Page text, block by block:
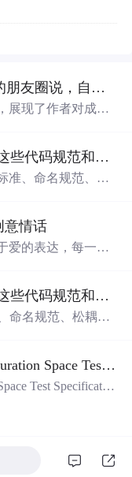
关于c语言的朋友圈文案,开心的朋友圈说，自拍文案，有没有哪个说中你的心事...
展现了作者对成熟
如何让你的代码变得更优雅？这些代码规范和技巧必须知道（进阶必备，建议收藏）
准、命名规范、松
意情话
爱的表达，每一句
如何让你的代码变得更优雅？这些代码规范和技巧必须知道（进阶必备，建议收藏）_总感觉自己的代码没有别人的优雅
命名规范、松耦
PCI Express Architecture Configuration Space Test Specification Revision 5.0, Version 1.0 (CB).pdf
Test Specificatio